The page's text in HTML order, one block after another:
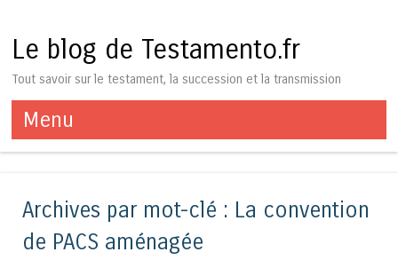
Le blog de Testamento.fr
Tout savoir sur le testament, la succession et la transmission
Menu
Aller au contenu
Archives par mot-clé : La convention
de PACS aménagée